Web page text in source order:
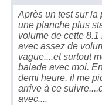
Après un test sur la
une planche plus
volume de cette
avec assez de
vague....et surtout
balade avec moi.
demi heure, il me
arrive à ce
avec....